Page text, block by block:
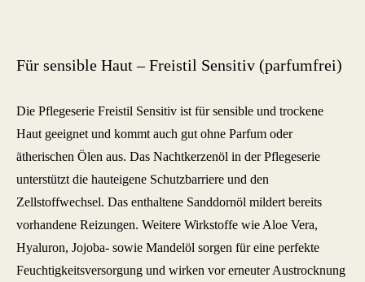
Für sensible Haut – Freistil Sensitiv (parfumfrei)
Die Pflegeserie Freistil Sensitiv ist für sensible und trockene
Haut geeignet und kommt auch gut ohne Parfum oder
ätherischen Ölen aus. Das Nachtkerzenöl in der Pflegeserie
unterstützt die hauteigene Schutzbarriere und den
Zellstoffwechsel. Das enthaltene Sanddornöl mildert bereits
vorhandene Reizungen. Weitere Wirkstoffe wie Aloe Vera,
Hyaluron, Jojoba- sowie Mandelöl sorgen für eine perfekte
Feuchtigkeitsversorgung und wirken vor erneuter Austrocknung